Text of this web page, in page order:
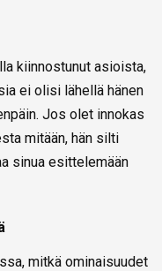
kiinnostunut asioista,
ei olisi lähellä hänen
Jos olet innokas
mitään, hän silti
sinua esittelemään
mitkä ominaisuudet